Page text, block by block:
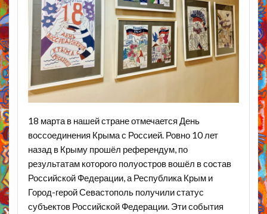
18 марта в нашей стране отмечается День
воссоединения Крыма с Россией. Ровно 10 лет
назад в Крыму прошёл референдум, по
результатам которого полуостров вошёл в состав
Российской Федерации, а Республика Крым и
Город-герой Севастополь получили статус
субъектов Российской Федерации. Эти события